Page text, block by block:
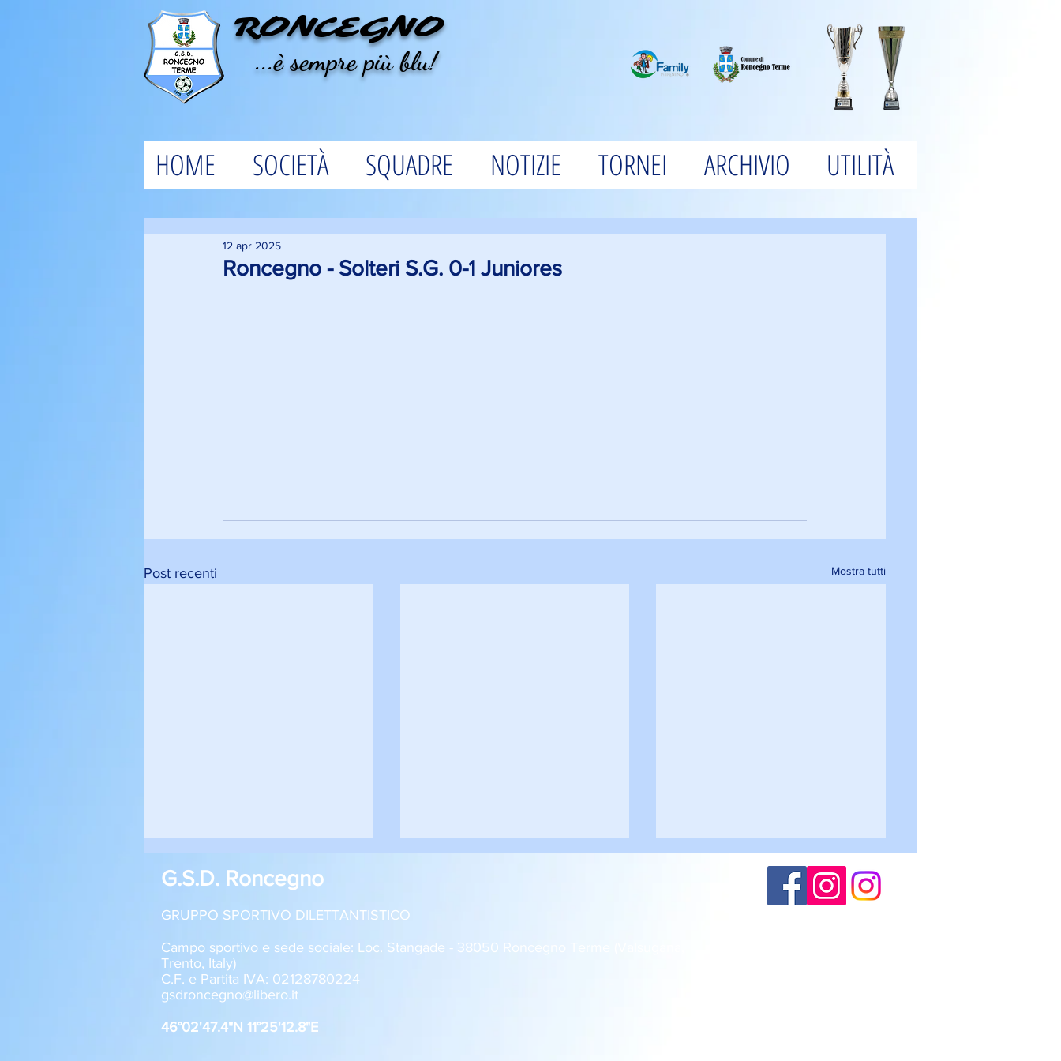
RONCEGNO
...è sempre più blu!
HOME SOCIETÀ SQUADRE NOTIZIE TORNEI ARCHIVIO UTILITÀ
Roncegno - Solteri S.G. 0-1 Juniores
12 apr 2025
Post recenti Mostra tutti
Roncegno - Aquila Trento 1-2
Allievi U17
G.S.D. Roncegno
GRUPPO SPORTIVO DILETTANTISTICO
Campo sportivo e sede sociale: Loc. Stangade - 38050 Roncegno Terme (Valsugana,
Trento, Italy)
C.F. e Partita IVA: 02128780224
gsdroncegno@libero.it
46°02'47.4"N 11°25'12.8"E